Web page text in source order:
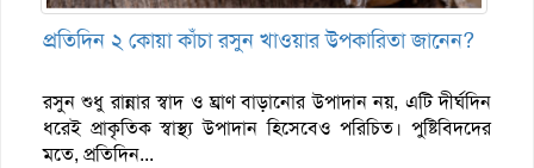
প্রতিদিন ২ কোয়া কাঁচা রসুন খাওয়ার উপকারিতা জানেন?
রসুন শুধু রান্নার স্বাদ ও ঘ্রাণ বাড়ানোর উপাদান নয়, এটি দীর্ঘদিন
ধরেই প্রাকৃতিক স্বাস্থ্য উপাদান হিসেবেও পরিচিত। পুষ্টিবিদদের
মতে, প্রতিদিন...